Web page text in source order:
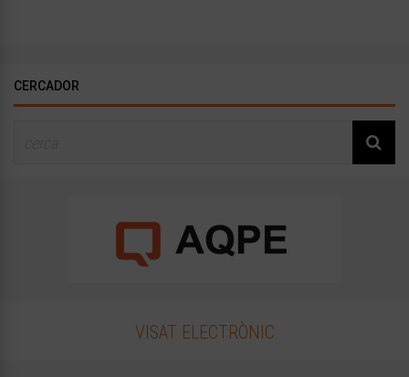
CERCADOR
VISAT ELECTRÒNIC